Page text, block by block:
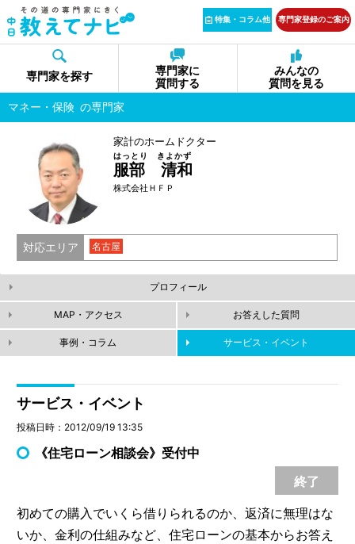
特集・コラム他 専門家登録のご案内
専門家を探す
専門家に
質問する
みんなの
質問を見る
マネー・保険 の専門家
家計のホームドクター
服部 清和
はっとり きよかず
株式会社ＨＦＰ
対応エリア 名古屋
プロフィール
MAP・アクセス お答えした質問
事例・コラム サービス・イベント
サービス・イベント
投稿日時：2012/09/19 13:35
《住宅ローン相談会》受付中
終了
初めての購入でいくら借りられるのか、返済に無理はな
いか、金利の仕組みなど、住宅ローンの基本からお答え